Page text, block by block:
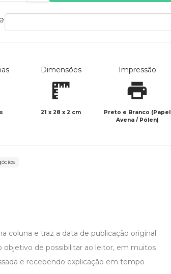
Dimensões
21 x 28 x 2 cm
Impressão
Preto e Branco (Papel
Avena / Pólen)
coluna e traz a data de publicação original
de possibilitar ao leitor, em muitos
e recebendo explicação em tempo